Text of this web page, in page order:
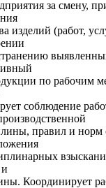
за смену,
изделий (работ,
по рабочим
соблюдение
правил и норм
Координирует